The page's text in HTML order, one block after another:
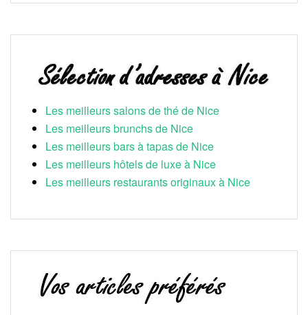
Les meilleurs salons de thé de Nice
Les meilleurs brunchs de Nice
Les meilleurs bars à tapas de Nice
Les meilleurs hôtels de luxe à Nice
Les meilleurs restaurants originaux à Nice